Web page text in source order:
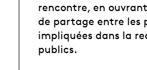
rencontre, en
de partage entre les
impliquées dans la
publics.